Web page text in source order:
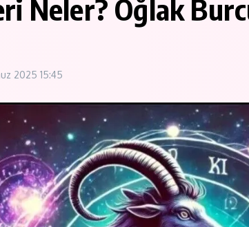
Neler? Oğlak
2025 15:45